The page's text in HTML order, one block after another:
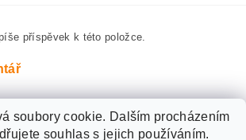
příspěvek k této položce.
soubory cookie. Dalším procházením
souhlas s jejich používáním.